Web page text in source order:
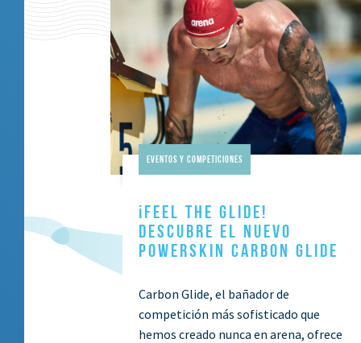
Eventos Y Competiciones
¡FEEL THE GLIDE!
DESCUBRE EL NUEVO
POWERSKIN CARBON GLIDE
Carbon Glide, el bañador de
competición más sofisticado que
hemos creado nunca en arena, ofrece